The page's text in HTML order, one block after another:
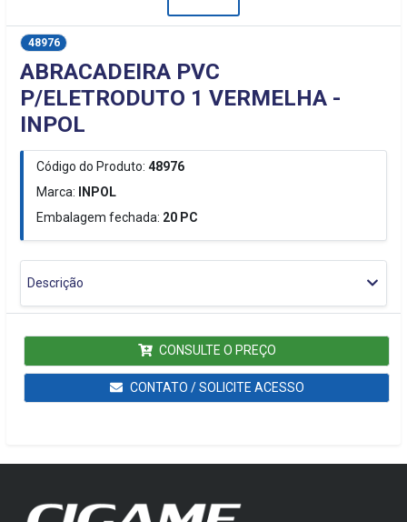
48976
ABRACADEIRA PVC
P/ELETRODUTO 1 VERMELHA -
INPOL
Código do Produto: 48976
Marca: INPOL
Embalagem fechada: 20 PC
Descrição
CONSULTE O PREÇO
CONTATO / SOLICITE ACESSO